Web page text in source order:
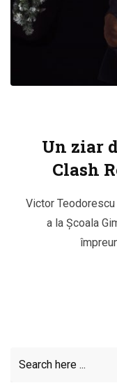
Un ziar
Clash
Victor
a la Școala